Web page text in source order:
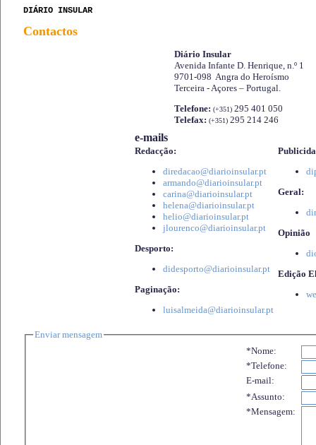
DIÁRIO INSULAR
Contactos
Diário Insular
Avenida Infante D. Henrique, n.º 1
9701-098 Angra do Heroísmo
Terceira - Açores – Portugal.
Telefone: (+351) 295 401 050
Telefax: (+351) 295 214 246
e-mails
Redacção:
diredacao@diarioinsular.pt
armando@diarioinsular.pt
carina@diarioinsular.pt
helena@diarioinsular.pt
helio@diarioinsular.pt
jlourenco@diarioinsular.pt
Desporto:
didesporto@diarioinsular.pt
Paginação:
luisalmeida@diarioinsular.pt
Geral:
Opinião
Edição
Enviar mensagem
*Nome:
*Telefone:
E-mail:
*Assunto:
*Mensagem: